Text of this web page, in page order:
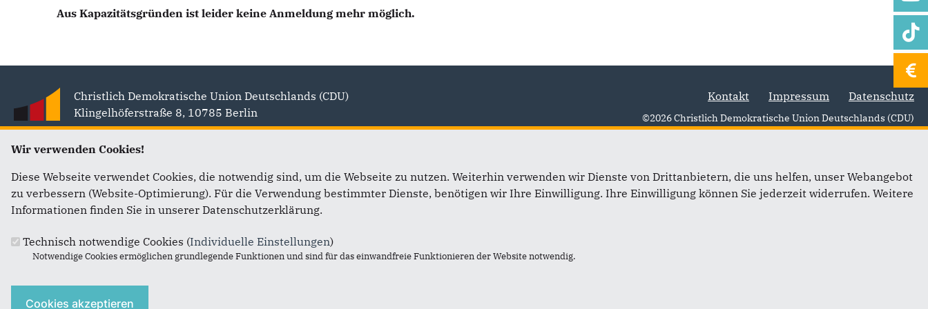
Aus Kapazitätsgründen ist leider keine Anmeldung mehr möglich.
FußbereichChristlich Demokratische Union Deutschlands (CDU)
Klingelhöferstraße 8, 10785 Berlin
Kontakt Impressum Datenschutz
©2026 Christlich Demokratische Union Deutschlands (CDU)
Wir verwenden Cookies!
Diese Webseite verwendet Cookies, die notwendig sind, um die Webseite zu nutzen. Weiterhin verwenden wir Dienste von Drittanbietern, die uns helfen, unser Webangebot
zu verbessern (Website-Optimierung). Für die Verwendung bestimmter Dienste, benötigen wir Ihre Einwilligung. Ihre Einwilligung können Sie jederzeit widerrufen. Weitere
Informationen finden Sie in unserer Datenschutzerklärung.
Technisch notwendige Cookies (Individuelle Einstellungen)
Notwendige Cookies ermöglichen grundlegende Funktionen und sind für das einwandfreie Funktionieren der Website notwendig.